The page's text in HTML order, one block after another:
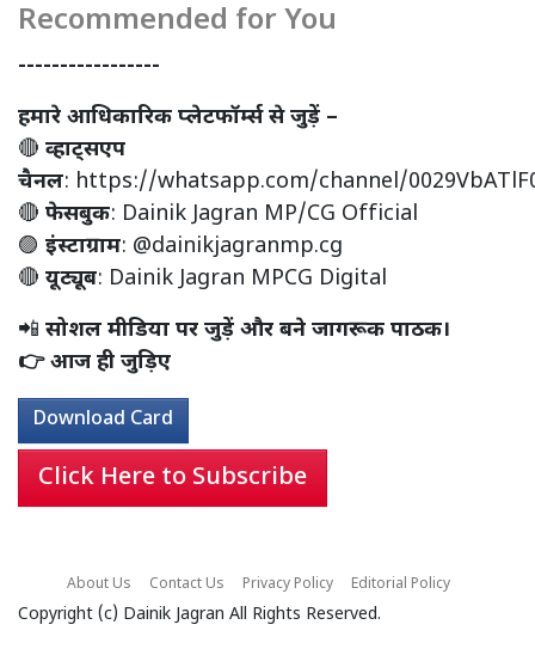
Recommended for You
-----------------
हमारे आधिकारिक प्लेटफॉर्म्स से जुड़ें –
🔴 व्हाट्सएप
चैनल: https://whatsapp.com/channel/
🔴 फेसबुक: Dainik Jagran MP/CG Official
🟣 इंस्टाग्राम: @dainikjagranmp.cg
🔴 यूट्यूब: Dainik Jagran MPCG Digital
📲 सोशल मीडिया पर जुड़ें और बने जागरूक पाठक।
👉 आज ही जुड़िए
Download Card
Click Here to Subscribe
About Us Contact Us Privacy Policy Editorial Policy
Copyright (c) Dainik Jagran All Rights Reserved.